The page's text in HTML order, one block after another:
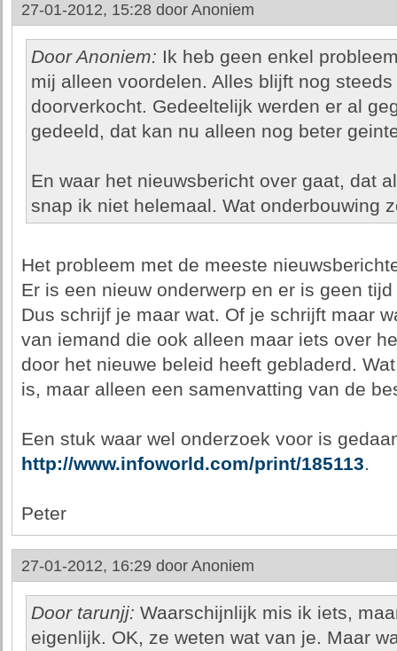
27-01-2012, 15:28 door Anoniem
Door Anoniem: Ik heb geen enkel
mij alleen voordelen. Alles blijft nog
doorverkocht. Gedeeltelijk werden er al
gedeeld, dat kan nu alleen nog beter
En waar het nieuwsbericht over gaat, dat
snap ik niet helemaal. Wat onderbouwing
Het probleem met de meeste
Er is een nieuw onderwerp en er is geen
Dus schrijf je maar wat. Of je schrijft maar
van iemand die ook alleen maar iets over
door het nieuwe beleid heeft gebladerd.
is, maar alleen een samenvatting van de
Een stuk waar wel onderzoek voor is
http://www.infoworld.com/print/185113.
Peter
27-01-2012, 16:29 door Anoniem
Door tarunjj: Waarschijnlijk mis ik iets,
eigenlijk. OK, ze weten wat van je. Maar